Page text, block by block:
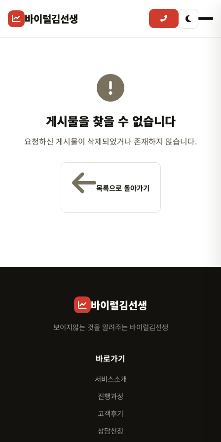
바이럴김선생
게시물을 찾을 수 없습니다
요청하신 게시물이 삭제되었거나 존재하지 않습니다.
목록으로 돌아가기
바이럴김선생
보이지않는 것을 알려주는 바이럴김선생
바로가기
서비스소개
진행과정
고객후기
상담신청